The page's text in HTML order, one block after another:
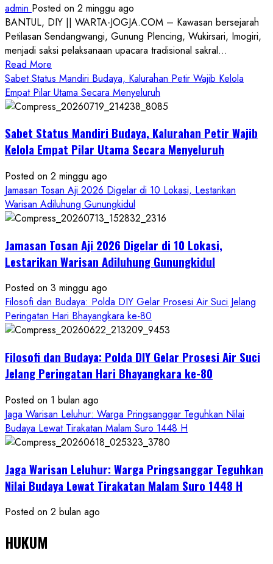
admin Posted on 2 minggu ago
BANTUL, DIY || WARTA-JOGJA.COM – Kawasan bersejarah
Petilasan Sendangwangi, Gunung Plencing, Wukirsari, Imogiri,
menjadi saksi pelaksanaan upacara tradisional sakral...
Read More
more
about
Dihadiri
Nasional,
Ruwatan
Petilasan
Sendangwangi
Mohon
Restu
Hayuning
Bawono
Sabet Status Mandiri Budaya, Kalurahan Petir Wajib Kelola
Empat Pilar Utama Secara Menyeluruh
Sabet Status Mandiri Budaya, Kalurahan Petir Wajib
Kelola Empat Pilar Utama Secara Menyeluruh
Posted on 2 minggu ago
Jamasan Tosan Aji 2026 Digelar di 10 Lokasi, Lestarikan
Warisan Adiluhung Gunungkidul
Jamasan Tosan Aji 2026 Digelar di 10 Lokasi,
Lestarikan Warisan Adiluhung Gunungkidul
Posted on 3 minggu ago
Filosofi dan Budaya: Polda DIY Gelar Prosesi Air Suci Jelang
Peringatan Hari Bhayangkara ke-80
Filosofi dan Budaya: Polda DIY Gelar Prosesi Air Suci
Jelang Peringatan Hari Bhayangkara ke-80
Posted on 1 bulan ago
Jaga Warisan Leluhur: Warga Pringsanggar Teguhkan Nilai
Budaya Lewat Tirakatan Malam Suro 1448 H
Jaga Warisan Leluhur: Warga Pringsanggar Teguhkan
Nilai Budaya Lewat Tirakatan Malam Suro 1448 H
Posted on 2 bulan ago
HUKUM